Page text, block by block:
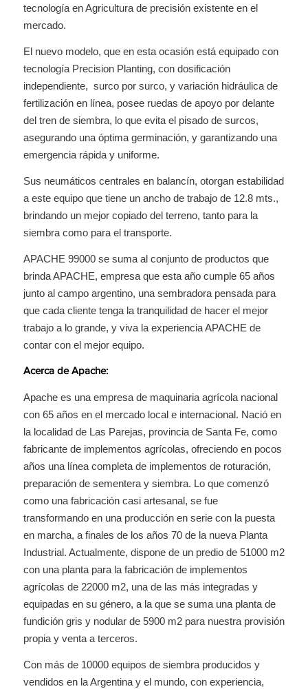
tecnología en Agricultura de precisión existente en el
mercado.
El nuevo modelo, que en esta ocasión está equipado con
tecnología Precision Planting, con dosificación
independiente, surco por surco, y variación hidráulica de
fertilización en línea, posee ruedas de apoyo por delante
del tren de siembra, lo que evita el pisado de surcos,
asegurando una óptima germinación, y garantizando una
emergencia rápida y uniforme.
Sus neumáticos centrales en balancín, otorgan estabilidad
a este equipo que tiene un ancho de trabajo de 12.8 mts.,
brindando un mejor copiado del terreno, tanto para la
siembra como para el transporte.
APACHE 99000 se suma al conjunto de productos que
brinda APACHE, empresa que esta año cumple 65 años
junto al campo argentino, una sembradora pensada para
que cada cliente tenga la tranquilidad de hacer el mejor
trabajo a lo grande, y viva la experiencia APACHE de
contar con el mejor equipo.
Acerca de Apache:
Apache es una empresa de maquinaria agrícola nacional
con 65 años en el mercado local e internacional. Nació en
la localidad de Las Parejas, provincia de Santa Fe, como
fabricante de implementos agrícolas, ofreciendo en pocos
años una línea completa de implementos de roturación,
preparación de sementera y siembra. Lo que comenzó
como una fabricación casi artesanal, se fue
transformando en una producción en serie con la puesta
en marcha, a finales de los años 70 de la nueva Planta
Industrial. Actualmente, dispone de un predio de 51000 m2
con una planta para la fabricación de implementos
agrícolas de 22000 m2, una de las más integradas y
equipadas en su género, a la que se suma una planta de
fundición gris y nodular de 5900 m2 para nuestra provisión
propia y venta a terceros.
Con más de 10000 equipos de siembra producidos y
vendidos en la Argentina y el mundo, con experiencia,